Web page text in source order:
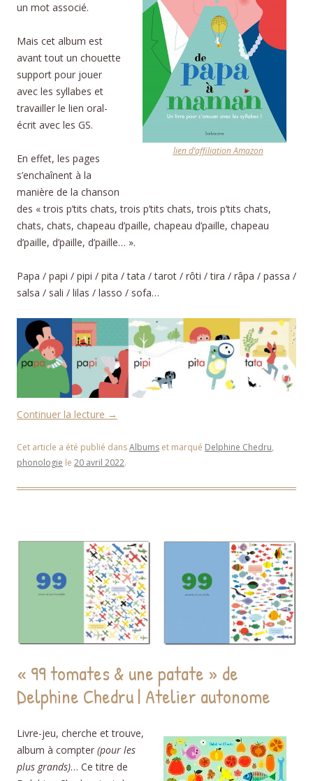
lien d’affiliation Amazon
un mot associé.
Mais cet album est
avant tout un chouette
support pour jouer
avec les syllabes et
travailler le lien oral-
écrit avec les GS.
En effet, les pages
s’enchaînent à la
manière de la chanson
des « trois p’tits chats, trois p’tits chats, trois p’tits chats,
chats, chats, chapeau d’paille, chapeau d’paille, chapeau
d’paille, d’paille, d’paille… ».
Papa / papi / pipi / pita / tata / tarot / rôti / tira / râpa / passa /
salsa / sali / lilas / lasso / sofa…
Continuer la lecture →
Cet article a été publié dansAlbums et marqué Delphine Chedru,
phonologie le 20 avril 2022.
« 99 tomates & une patate » de
Delphine Chedru | Atelier autonome
Livre-jeu, cherche et trouve,
album à compter (pour les
plus grands)… Ce titre de